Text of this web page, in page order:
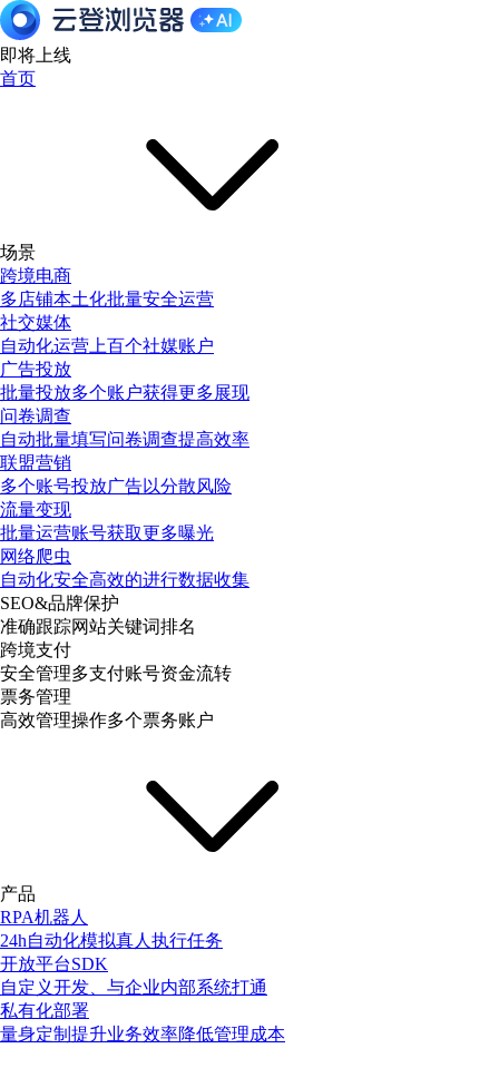
即将上线
首页
场景
跨境电商
多店铺本土化批量安全运营
社交媒体
自动化运营上百个社媒账户
广告投放
批量投放多个账户获得更多展现
问卷调查
自动批量填写问卷调查提高效率
联盟营销
多个账号投放广告以分散风险
流量变现
批量运营账号获取更多曝光
网络爬虫
自动化安全高效的进行数据收集
SEO&品牌保护
准确跟踪网站关键词排名
跨境支付
安全管理多支付账号资金流转
票务管理
高效管理操作多个票务账户
产品
RPA机器人
24h自动化模拟真人执行任务
开放平台SDK
自定义开发、与企业内部系统打通
私有化部署
量身定制提升业务效率降低管理成本